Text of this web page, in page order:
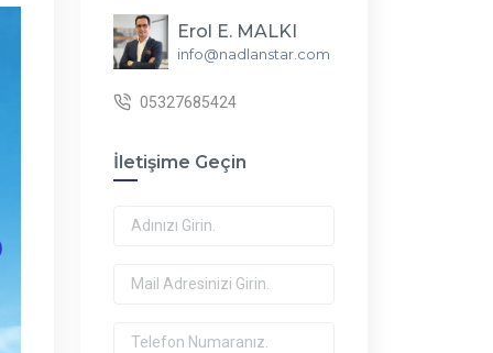
Erol E. MALKI
info@nadlanstar.com
05327685424
İletişime Geçin